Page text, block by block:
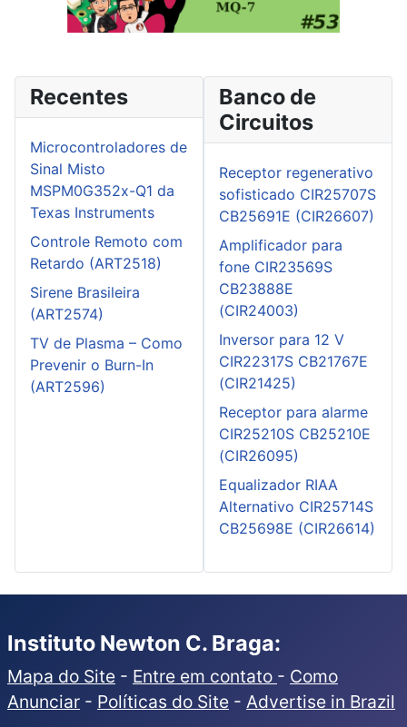
Recentes
Microcontroladores de
Sinal Misto
MSPM0G352x-Q1 da
Texas Instruments
Controle Remoto com
Retardo (ART2518)
Sirene Brasileira
(ART2574)
TV de Plasma – Como
Prevenir o Burn-In
(ART2596)
Banco de
Circuitos
Receptor regenerativo
sofisticado CIR25707S
CB25691E (CIR26607)
Amplificador para
fone CIR23569S
CB23888E
(CIR24003)
Inversor para 12 V
CIR22317S CB21767E
(CIR21425)
Receptor para alarme
CIR25210S CB25210E
(CIR26095)
Equalizador RIAA
Alternativo CIR25714S
CB25698E (CIR26614)
Instituto Newton C. Braga:
Mapa do Site - Entre em contato - Como
Anunciar - Políticas do Site - Advertise in Brazil